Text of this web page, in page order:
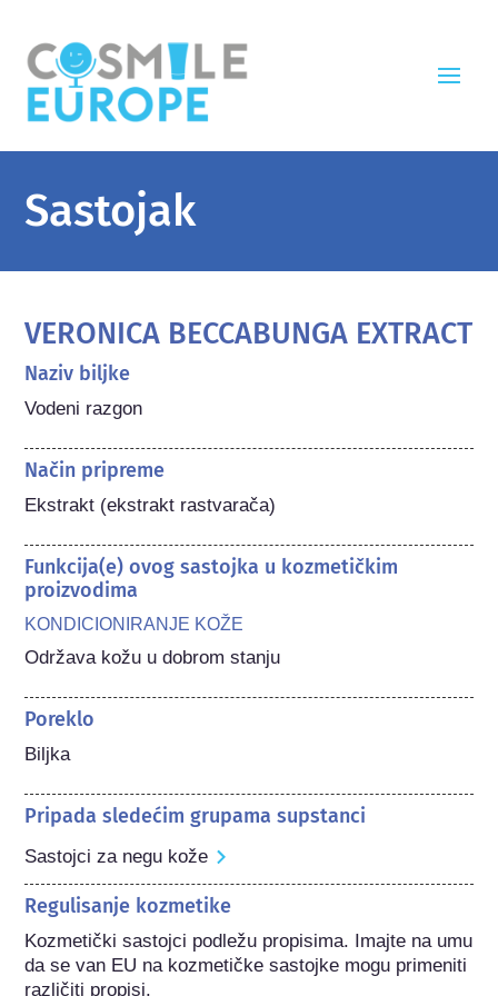
Sastojak
VERONICA BECCABUNGA EXTRACT
Naziv biljke
Vodeni razgon
Način pripreme
Ekstrakt (ekstrakt rastvarača)
Funkcija(e) ovog sastojka u kozmetičkim
proizvodima
KONDICIONIRANJE KOŽE
Održava kožu u dobrom stanju
Poreklo
Biljka
Pripada sledećim grupama supstanci
Sastojci za negu kože
Regulisanje kozmetike
Kozmetički sastojci podležu propisima. Imajte na umu
da se van EU na kozmetičke sastojke mogu primeniti
različiti propisi.